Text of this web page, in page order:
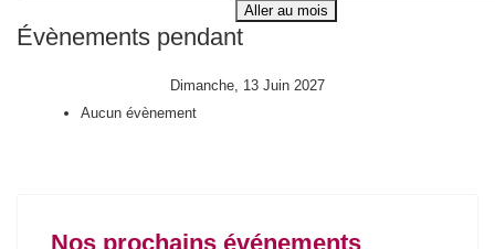
Aller au mois
Évènements pendant
Dimanche, 13 Juin 2027
Aucun évènement
Nos prochains événements